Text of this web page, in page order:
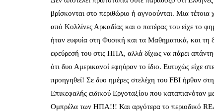
βρίσκονται στο περιθώριο ή αγνοούνται. Μια
από Κολλίνες Αρκαδίας και ο πατέρας του είχε το
ήταν ευφυία στη Φυσική και τα Μαθηματικά, και
εφεύρεσή του στις ΗΠΑ, αλλά δίχως να πάρει
ότι δυο Αμερικανοί εφηύραν το ίδιο. Ευτυχώς είχε
προηγηθεί! Σε δυο ημέρες στελέχη του FBI ήρθαν
Επικεφαλής ειδικού Εργοταξίου που καταπιανόταν
Ομπρέλα των ΗΠΑ!!! Και αργότερα το περιοδικό